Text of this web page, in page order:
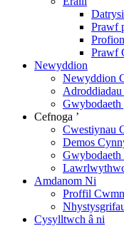
Prawf
Prawf
Newyddion
Newyddion
Cefnoga ’
Cwestiynau
Demos
Amdanom Ni
Proffil
Cysylltwch â ni